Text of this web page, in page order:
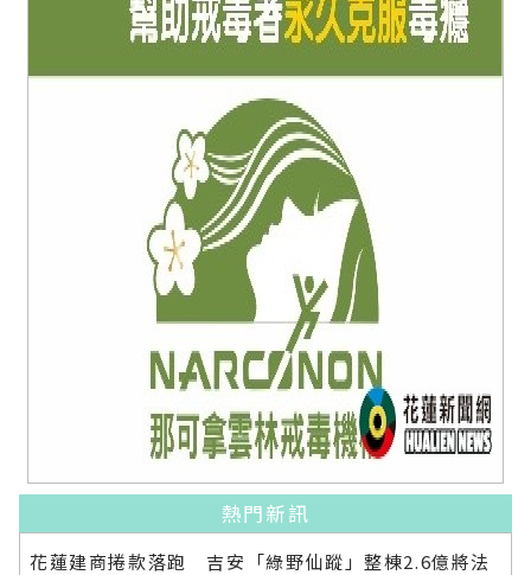
熱門新訊
花蓮建商捲款落跑 吉安「綠野仙蹤」整棟2.6億將法